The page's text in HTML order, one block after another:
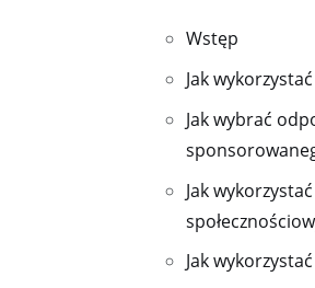
Wstęp
Jak
Jak wybrać
Jak
Jak